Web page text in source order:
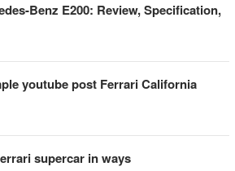
Benz E200: Review, Specification,
youtube post Ferrari California
supercar in ways